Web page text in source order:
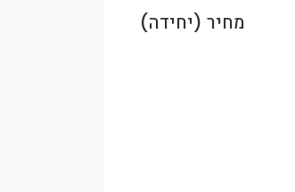
מחיר (יחידה)